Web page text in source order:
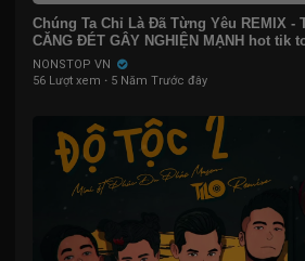
Chúng Ta Chỉ Là Đã Từng Yêu REMIX -
CĂNG ĐÉT GÂY NGHIỆN MẠNH hot tik
NONSTOP VN
56 Lượt xem · 5 Năm Trước đây